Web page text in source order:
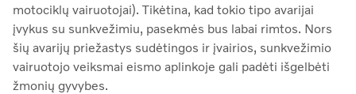
motociklų vairuotojai). Tikėtina, kad tokio tipo avarijai
įvykus su sunkvežimiu, pasekmės bus labai rimtos. Nors
šių avarijų priežastys sudėtingos ir įvairios, sunkvežimio
vairuotojo veiksmai eismo aplinkoje gali padėti išgelbėti
žmonių gyvybes.